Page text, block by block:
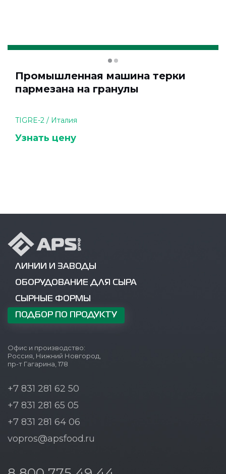
Промышленная машина терки
пармезана на гранулы
TIGRE-2 / Италия
Узнать цену
ЛИНИИ И ЗАВОДЫ
ОБОРУДОВАНИЕ ДЛЯ СЫРА
СЫРНЫЕ ФОРМЫ
ПОДБОР ПО ПРОДУКТУ
Офис и производство:
Россия, Нижний Новгород,
пр-т Гагарина, 178
+7 831 281 62 50
+7 831 281 65 05
+7 831 281 64 06
vopros@apsfood.ru